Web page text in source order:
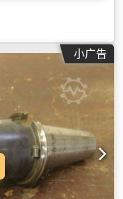
小广告